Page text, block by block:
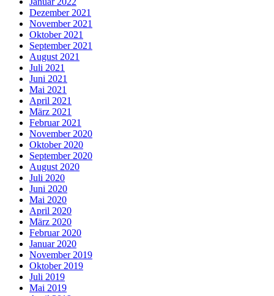
Dezember 2021
November 2021
Oktober 2021
September 2021
August 2021
Juli 2021
Juni 2021
Mai 2021
April 2021
März 2021
Februar 2021
November 2020
Oktober 2020
September 2020
August 2020
Juli 2020
Juni 2020
Mai 2020
April 2020
März 2020
Februar 2020
Januar 2020
November 2019
Oktober 2019
Juli 2019
Mai 2019